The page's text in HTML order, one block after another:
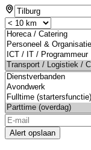
If
you
are
a
human,
ignore
this
field
Alert opslaan